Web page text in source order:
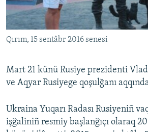
Qırım, 15 sentâbr 2016 senesi
Mart 21 künü Rusiye prezidenti
ve Aqyar Rusiyege qoşulğanı
Ukraina Yuqarı Radası Rusiyeniñ
işğaliniñ resmiy başlanğıçı olaraq